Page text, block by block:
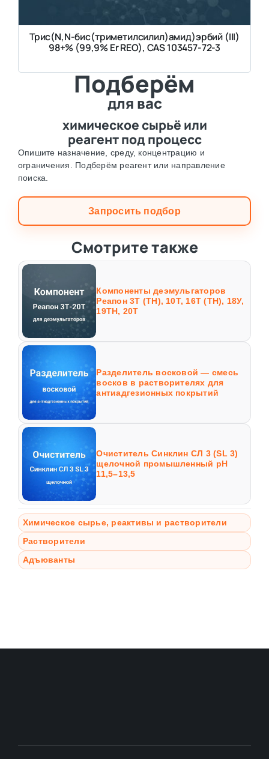
Трис(N,N-бис(триметилсилил)амид)эрбий (III)
98+% (99,9% Er REO), CAS 103457-72-3
Подберём
для вас
химическое сырьё или
реагент под процесс
Опишите назначение, среду, концентрацию и
ограничения. Подберём реагент или направление
поиска.
Запросить подбор
Смотрите также
Компоненты деэмульгаторов
Реапон 3Т (ТН), 10Т, 16Т (ТН), 18У,
19ТН, 20Т
Разделитель восковой — смесь
восков в растворителях для
антиадгезионных покрытий
Очиститель Синклин СЛ 3 (SL 3)
щелочной промышленный рН
11,5–13,5
Химическое сырье, реактивы и растворители
Растворители
Адъюванты